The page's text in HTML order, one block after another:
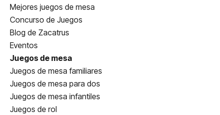
Mejores juegos de mesa
Concurso de Juegos
Blog de Zacatrus
Eventos
Juegos de mesa
Juegos de mesa familiares
Juegos de mesa para dos
Juegos de mesa infantiles
Juegos de rol